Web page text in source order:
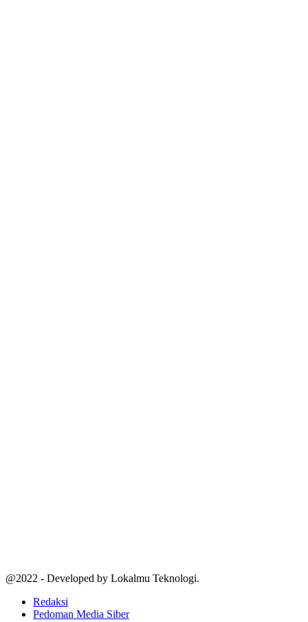
@2022 - Developed by Lokalmu Teknologi.
Redaksi
Pedoman Media Siber